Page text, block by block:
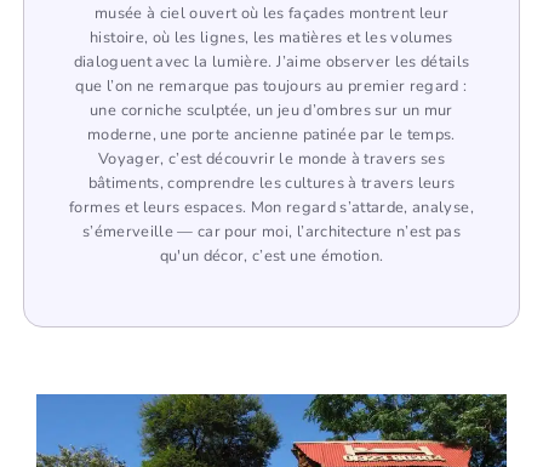
musée à ciel ouvert où les façades montrent leur
histoire, où les lignes, les matières et les volumes
dialoguent avec la lumière. J’aime observer les détails
que l’on ne remarque pas toujours au premier regard :
une corniche sculptée, un jeu d’ombres sur un mur
moderne, une porte ancienne patinée par le temps.
Voyager, c’est découvrir le monde à travers ses
bâtiments, comprendre les cultures à travers leurs
formes et leurs espaces. Mon regard s’attarde, analyse,
s’émerveille — car pour moi, l’architecture n’est pas
qu'un décor, c’est une émotion.